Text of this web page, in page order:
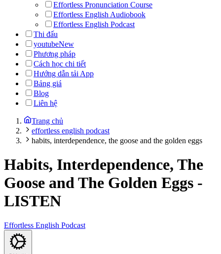
Effortless Pronunciation Course
Effortless English Audiobook
Effortless English Podcast
Thi đấu
youtubeNew
Phương pháp
Cách học chi tiết
Hướng dẫn tải App
Bảng giá
Blog
Liên hệ
Trang chủ
effortless english podcast
habits, interdependence, the goose and the golden eggs
Habits, Interdependence, The
Goose and The Golden Eggs -
LISTEN
Effortless English Podcast